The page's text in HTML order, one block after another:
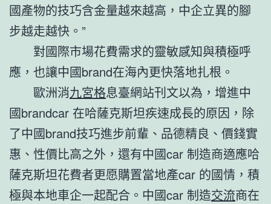
國產物的技巧含金量越來越高，中企立異的腳
步越走越快。”
對國際市場花費需求的靈敏感知與積極呼
應，也讓中國brand在海內更快落地扎根。
歐洲消九宮格息臺網站刊文以為，增進中
國brandcar 在哈薩克斯坦疾速成長的原因，除
了中國brand技巧進步前輩、品德精良、價錢實
惠、性價比高之外，還有中國car 制造商適應哈
薩克斯坦花費者更愿購置當地產car 的國情，積
極與本地車企一起配合。中國car 制造交流商在